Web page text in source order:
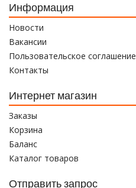
Информация
Новости
Вакансии
Пользовательское соглашение
Контакты
Интернет магазин
Заказы
Корзина
Баланс
Каталог товаров
Отправить запрос